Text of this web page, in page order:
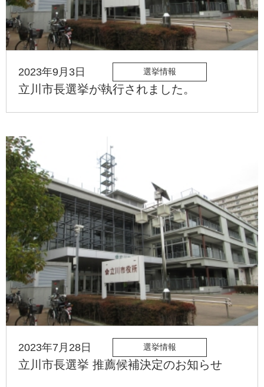
2023年9月3日 選挙情報
立川市長選挙が執行されました。
2023年7月28日 選挙情報
立川市長選挙 推薦候補決定のお知らせ